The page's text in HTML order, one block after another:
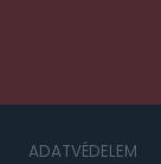
ADATVÉDELEM